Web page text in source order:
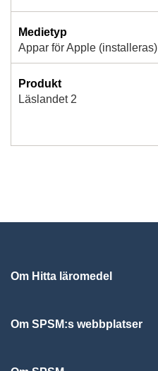
Medietyp
Appar för Apple (installeras)
Produkt
Läslandet 2
Om Hitta läromedel
Om SPSM:s webbplatser